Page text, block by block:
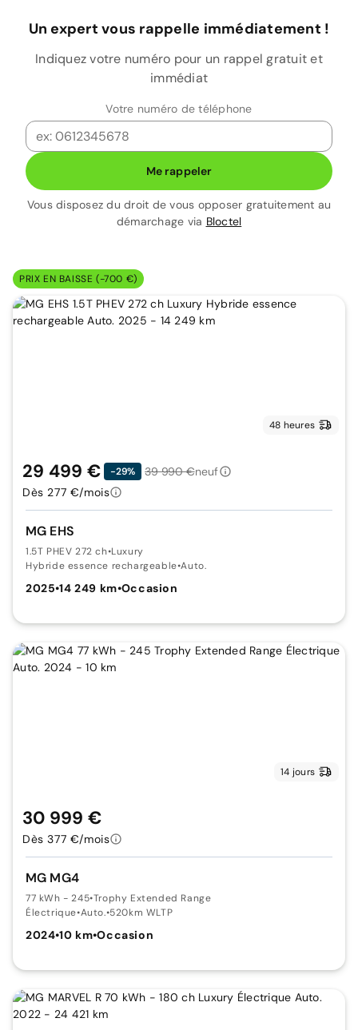
Un expert vous rappelle immédiatement !
Indiquez votre numéro pour un rappel gratuit et
immédiat
Votre numéro de téléphone
Me rappeler
Vous disposez du droit de vous opposer gratuitement au
démarchage via Bloctel
PRIX EN BAISSE (-700 €)
48 heures
MG EHS
1.5T PHEV 272 ch•Luxury
Hybride essence rechargeable•Auto.
2025•14 249 km•Occasion
29 499 € -29% 39 990 €neuf
Dès 277 €/mois
14 jours
MG MG4
77 kWh - 245•Trophy Extended Range
Électrique•Auto.•520km WLTP
2024•10 km•Occasion
30 999 €
Dès 377 €/mois